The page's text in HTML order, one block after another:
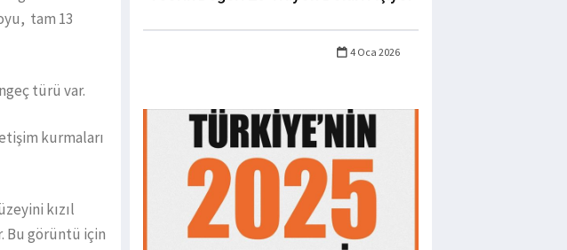
tam 13
türü var.
kurmaları
kızıl
Bu görüntü için
4 Oca 2026